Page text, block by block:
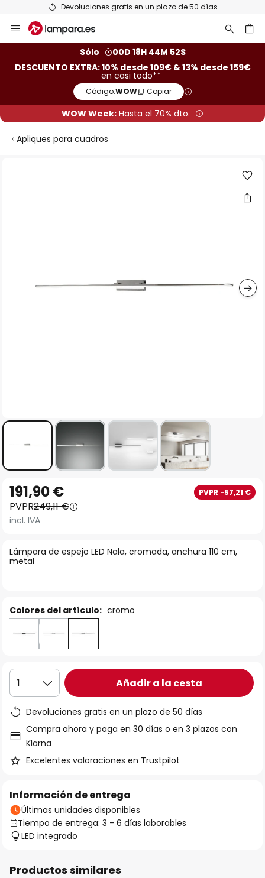
Devoluciones gratis en un plazo de 50 días
al
Sólo
00D 18H 44M 52S
DESCUENTO EXTRA: 10% desde 109€ & 13% desde 159€
en casi todo**
Código:WOW Copiar
WOW Week: Hasta el 70% dto.
Apliques para cuadros
comienzo
de
galería
de
Lámpara de espejo LED Nala, cromada, anchura 110 cm,
metal
191,90 € PVPR -57,21 €
PVPR249,11 €
incl. IVA
Colores del artículo: cromo
1 Añadir a la cesta
Devoluciones gratis en un plazo de 50 días
Compra ahora y paga en 30 días o en 3 plazos con
Klarna
Excelentes valoraciones en Trustpilot
Información de entrega
Últimas unidades disponibles
Tiempo de entrega: 3 - 6 días laborables
LED integrado
Productos similares